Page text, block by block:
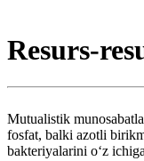
Resurs-
Mutualistik
fosfat, balki azotli
bakteriyalarini oʻz